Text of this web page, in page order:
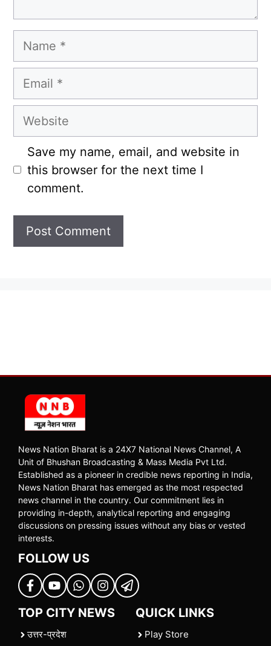
Name
Email
Website
Save my name, email, and website in
this browser for the next time I
comment.
News Nation Bharat is a 24X7 National News Channel, A
Unit of Bhushan Broadcasting & Mass Media Pvt Ltd.
Established as a pioneer in credible news reporting in India,
News Nation Bharat has emerged as the most respected
news channel in the country. Our commitment lies in
providing in-depth, analytical reporting and engaging
discussions on pressing issues without any bias or vested
interests.
FOLLOW US
TOP CITY NEWS
उत्तर-प्रदेश
QUICK LINKS
Play Store